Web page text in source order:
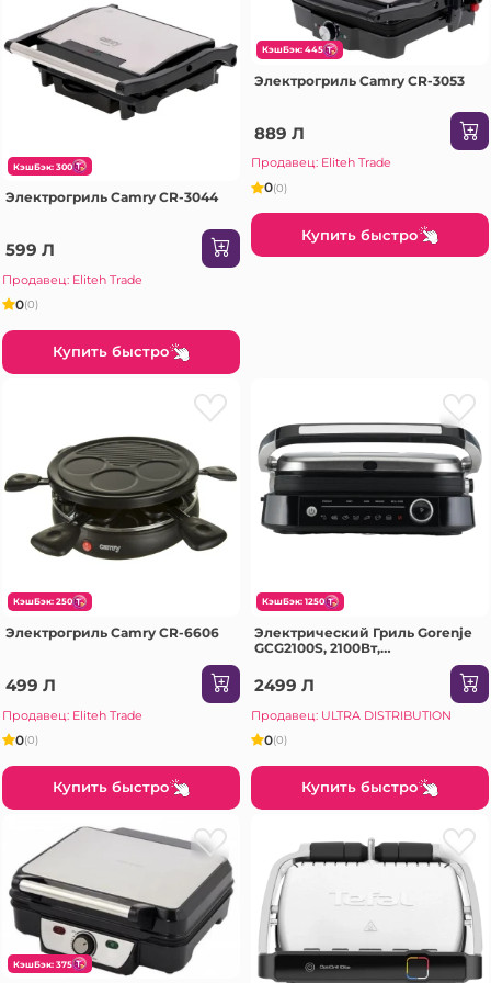
КэшБэк: 300
Электрогриль Camry CR-3044
599 Л
Продавец: Eliteh Trade
0(0)
Купить быстро
КэшБэк: 445
Электрогриль Camry CR-3053
889 Л
Продавец: Eliteh Trade
0(0)
Купить быстро
КэшБэк: 250
Электрогриль Camry CR-6606
499 Л
Продавец: Eliteh Trade
0(0)
Купить быстро
КэшБэк: 1250
Электрический Гриль Gorenje
GCG2100S, 2100Вт,
2499 Л
Продавец: ULTRA DISTRIBUTION
0(0)
Купить быстро
КэшБэк: 375